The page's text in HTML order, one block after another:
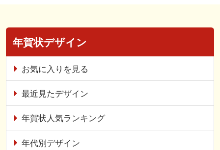
年賀状デザイン
お気に入りを見る
最近見たデザイン
年賀状人気ランキング
年代別デザイン